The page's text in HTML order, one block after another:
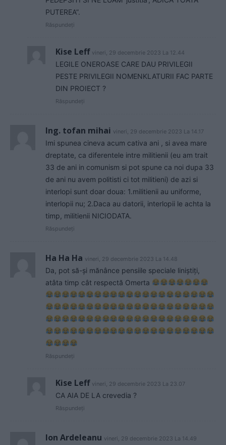
PUTEREA”.
Răspundeți
Kise Leff vineri, 29 decembrie 2023 La 12.44
LEGILE ONEROASE CARE DAU PRIVILEGII
PESTE PRIVILEGII NOMENKLATURII FAC PARTE
DIN PROIECT ?
Răspundeți
Ing. tofan mihai vineri, 29 decembrie 2023 La 14.17
Imi spunea cineva acum cativa ani , si avea mare
dreptate, ca diferentele intre militienii (eu am trait
33 de ani in comunism si pot spune ca noi dupa 33
de ani nu avem politisti ci tot militieni) de azi si
interlopi sunt doar doua: 1.militienii au uniforme,
interlopii nu; 2.Daca au datorii, interlopii le achta la
timp, militienii NICIODATA.
Răspundeți
Ha Ha Ha vineri, 29 decembrie 2023 La 14.48
Da, pot să-și mănânce pensiile speciale liniștiți,
atâta timp cât respectă Omerta
Răspundeți
Kise Leff vineri, 29 decembrie 2023 La 23.07
CA AIA DE LA crevedia ?
Răspundeți
Ion Ardeleanu vineri, 29 decembrie 2023 La 14.49